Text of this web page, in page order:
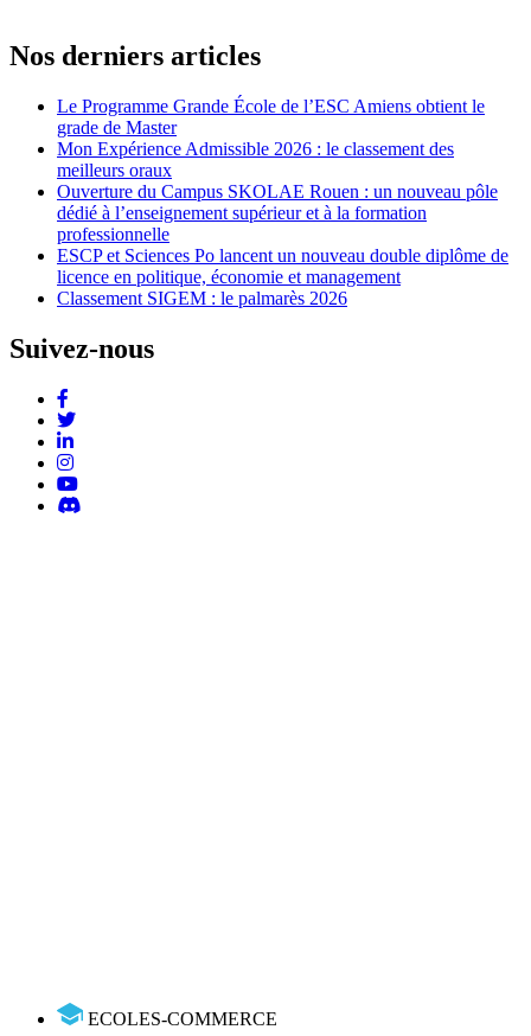
Nos derniers articles
Le Programme Grande École de l’ESC Amiens obtient le
grade de Master
Mon Expérience Admissible 2026 : le classement des
meilleurs oraux
Ouverture du Campus SKOLAE Rouen : un nouveau pôle
dédié à l’enseignement supérieur et à la formation
professionnelle
ESCP et Sciences Po lancent un nouveau double diplôme de
licence en politique, économie et management
Classement SIGEM : le palmarès 2026
Suivez-nous
ECOLES-COMMERCE